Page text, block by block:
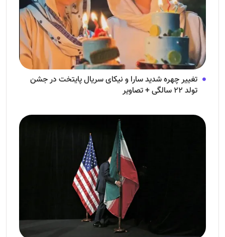
تغییر چهره شدید سارا و نیکای سریال پایتخت در جشن
تولد ۲۲ سالگی + تصاویر